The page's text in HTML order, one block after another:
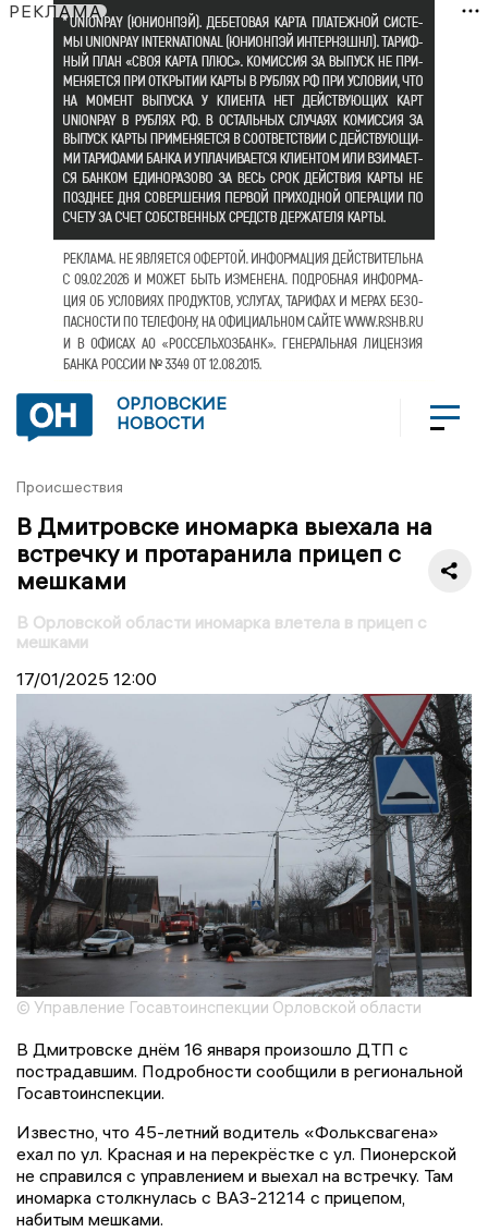
РЕКЛАМА
ОРЛОВСКИЕ
НОВОСТИ
Происшествия
В Дмитровске иномарка выехала на
встречку и протаранила прицеп с
мешками
В Орловской области иномарка влетела в прицеп с
мешками
17/01/2025 12:00
© Управление Госавтоинспекции Орловской области
В Дмитровске днём 16 января произошло ДТП с
пострадавшим. Подробности сообщили в региональной
Госавтоинспекции.
Известно, что 45-летний водитель «Фольксвагена»
ехал по ул. Красная и на перекрёстке с ул. Пионерской
не справился с управлением и выехал на встречку. Там
иномарка столкнулась с ВАЗ-21214 с прицепом,
набитым мешками.